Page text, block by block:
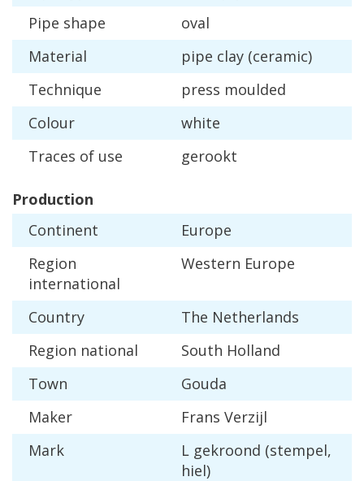
Pipe shape
oval
Material
pipe clay (ceramic)
Technique
press moulded
Colour
white
Traces of use gerookt
Production
Continent
Europe
Region
international
Western Europe
Country The Netherlands
Region national South Holland
Town
Gouda
Maker
Frans Verzijl
Mark
L gekroond (stempel,
hiel)